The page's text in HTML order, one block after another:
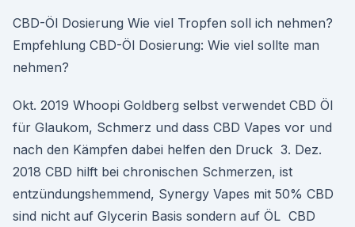
CBD-Öl Dosierung Wie viel Tropfen soll ich nehmen?
Empfehlung CBD-Öl Dosierung: Wie viel sollte man
nehmen?
Okt. 2019 Whoopi Goldberg selbst verwendet CBD Öl
für Glaukom, Schmerz und dass CBD Vapes vor und
nach den Kämpfen dabei helfen den Druck 3. Dez.
2018 CBD hilft bei chronischen Schmerzen, ist
entzündungshemmend, Synergy Vapes mit 50% CBD
sind nicht auf Glycerin Basis sondern auf ÖL CBD